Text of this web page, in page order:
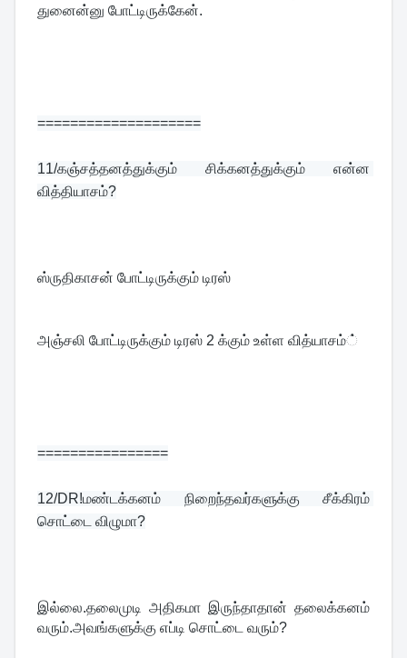
துனைன்னு போட்டிருக்கேன்.
====================
11/கஞ்சத்தனத்துக்கும் சிக்கனத்துக்கும் என்ன
வித்தியாசம்?
ஸ்ருதிகாசன் போட்டிருக்கும் டிரஸ்
அஞ்சலி போட்டிருக்கும் டிரஸ் 2 க்கும் உள்ள வித்யாசம்்
================
12/DR!மண்டக்கனம் நிறைந்தவர்களுக்கு சீக்கிரம்
சொட்டை விழுமா?
இல்லை.தலைமுடி அதிகமா இருந்தாதான் தலைக்கனம்
வரும்.அவங்களுக்கு எப்டி சொட்டை வரும்?